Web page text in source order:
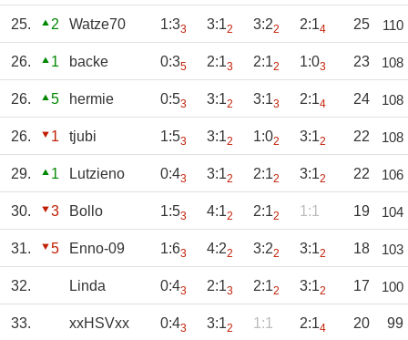
25. 2 Watze70 1:33 3:12 3:22 2:14 25 110
26. 1 backe 0:35 2:13 2:12 1:03 23 108
26. 5 hermie 0:53 3:12 3:13 2:14 24 108
26. 1 tjubi 1:53 3:12 1:02 3:12 22 108
29. 1 Lutzieno 0:43 3:12 2:12 3:12 22 106
30. 3 Bollo 1:53 4:12 2:12 1:1 19 104
31. 5 Enno-09 1:63 4:22 3:22 3:12 18 103
32. Linda 0:43 2:13 2:12 3:12 17 100
33. xxHSVxx 0:43 3:12 1:1 2:14 20 99